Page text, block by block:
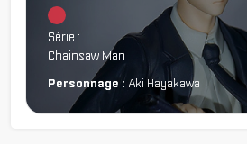
Chargement...
Série :
Chainsaw Man
Personnage : Aki Hayakawa